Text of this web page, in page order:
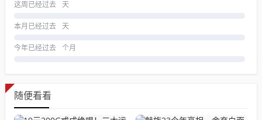
这周已经过去 天
本月已经过去 天
今年已经过去 个月
随便看看